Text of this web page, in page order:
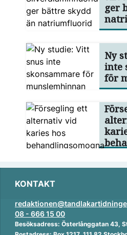
ger
Ny
inte
för
KONTAKT
08 - 666 15 00
Besöksadress: Österlånggatan 43,